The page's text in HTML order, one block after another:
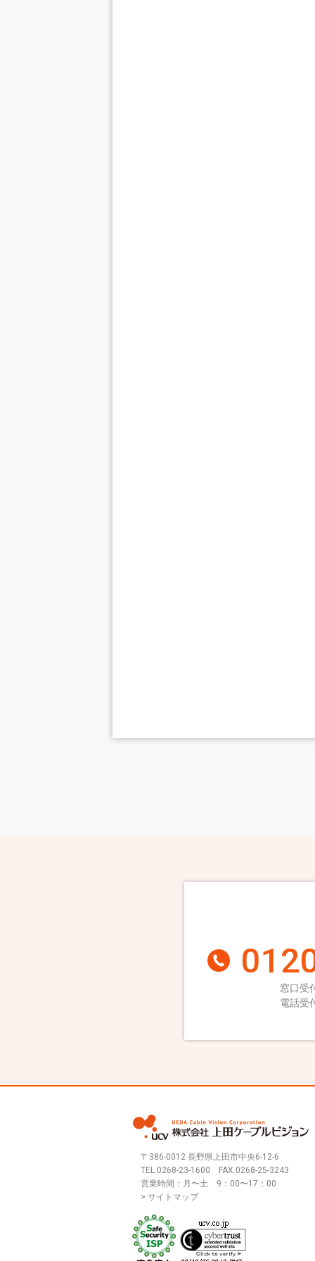
窓口受
電話受
〒386-0012 長野県上田市中央6-12-6
TEL.0268-23-1600 FAX.0268-25-3243
営業時間：月〜土 9：00〜17：00
> サイトマップ